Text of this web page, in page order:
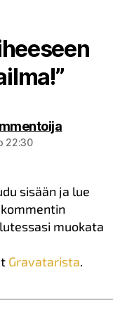
sanoo:
22:30
sisään ja lue
muokata
Gravatarista.